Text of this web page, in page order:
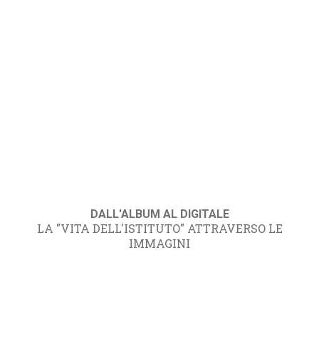
DALL'ALBUM AL DIGITALE
LA "VITA DELL'ISTITUTO" ATTRAVERSO LE
IMMAGINI